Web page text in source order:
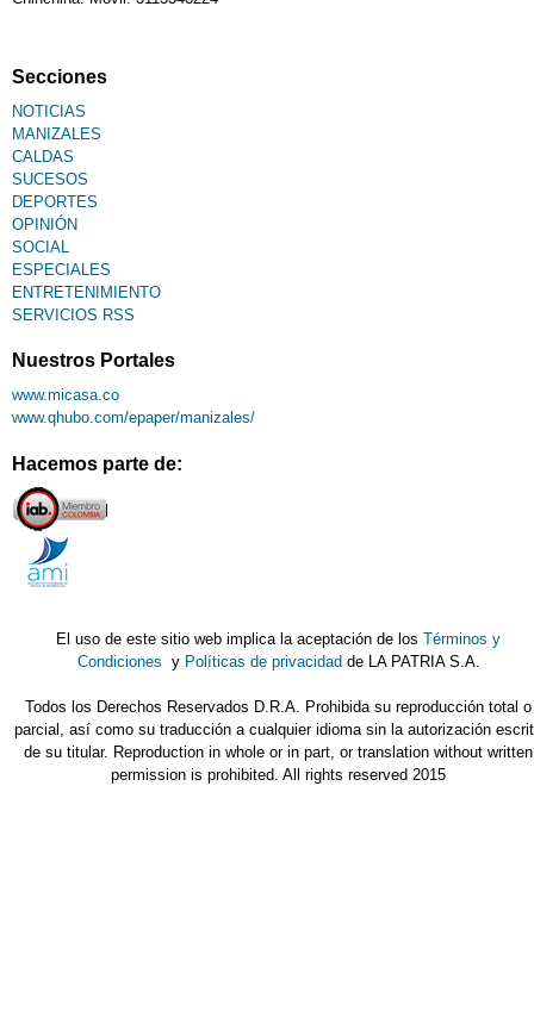
Secciones
NOTICIAS
MANIZALES
CALDAS
SUCESOS
DEPORTES
OPINIÓN
SOCIAL
ESPECIALES
ENTRETENIMIENTO
SERVICIOS RSS
Nuestros Portales
www.micasa.co
www.qhubo.com/epaper/manizales/
Hacemos parte de:
El uso de este sitio web implica la aceptación de losTérminos y
Condiciones y Políticas de privacidad de LA PATRIA S.A.
Todos los Derechos Reservados D.R.A. Prohibida su reproducción total o
parcial, así como su traducción a cualquier idioma sin la autorización
de su titular. Reproduction in whole or in part, or translation without written
permission is prohibited. All rights reserved 2015